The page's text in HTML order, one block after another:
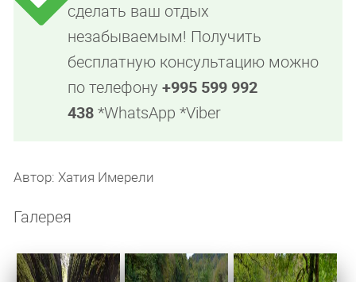
сделать ваш отдых
незабываемым! Получить
бесплатную консультацию можно
по телефону +995 599 992
438*WhatsApp *Viber
Автор: Хатия Имерели
Галерея